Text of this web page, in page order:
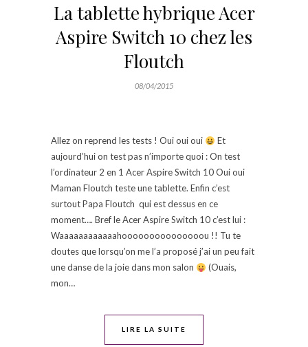
La tablette hybrique Acer
Aspire Switch 10 chez les
Floutch
08/04/2015
Allez on reprend les tests ! Oui oui oui
Et
aujourd’hui on test pas n’importe quoi : On test
l’ordinateur 2 en 1 Acer Aspire Switch 10 Oui oui
Maman Floutch teste une tablette. Enfin c’est
surtout Papa Floutch qui est dessus en ce
moment…. Bref le Acer Aspire Switch 10 c’est lui :
Waaaaaaaaaaaahooooooooooooooou !! Tu te
doutes que lorsqu’on me l’a proposé j’ai un peu fait
une danse de la joie dans mon salon
(Ouais,
mon…
LIRE LA SUITE